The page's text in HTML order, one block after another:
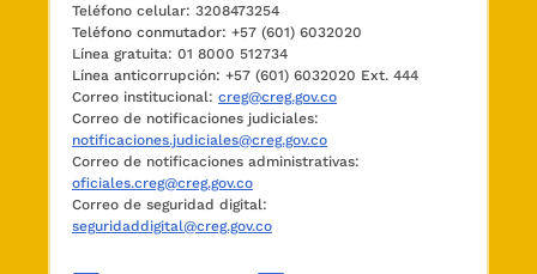
Teléfono celular: 3208473254
Teléfono conmutador: +57 (601) 6032020
Línea gratuita: 01 8000 512734
Línea anticorrupción: +57 (601) 6032020 Ext. 444
Correo institucional: creg@creg.gov.co
Correo de notificaciones judiciales:
notificaciones.judiciales@creg.gov.co
Correo de notificaciones administrativas:
oficiales.creg@creg.gov.co
Correo de seguridad digital:
seguridaddigital@creg.gov.co